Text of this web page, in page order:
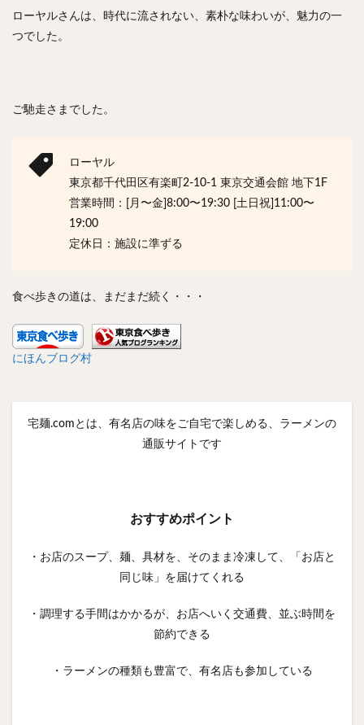
ローヤルさんは、時代に流されない、素朴な味わいが、魅力の一
つでした。
ご馳走さまでした。
ローヤル
東京都千代田区有楽町2-10-1 東京交通会館 地下1F
営業時間：[月〜金]8:00〜19:30 [土日祝]11:00〜
19:00
定休日：施設に準ずる
食べ歩きの道は、まだまだ続く・・・
にほんブログ村
宅麺.comとは、有名店の味をご自宅で楽しめる、ラーメンの
通販サイトです
おすすめポイント
・お店のスープ、麺、具材を、そのまま冷凍して、「お店と
同じ味」を届けてくれる
・調理する手間はかかるが、お店へいく交通費、並ぶ時間を
節約できる
・ラーメンの種類も豊富で、有名店も参加している